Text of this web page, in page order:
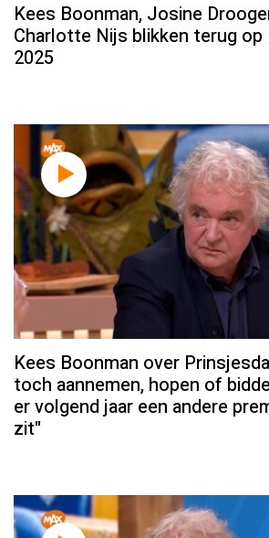
Kees Boonman, Josine
Charlotte Nijs blikken terug op
2025
Kees Boonman over
toch aannemen, hopen of
er volgend jaar een andere
zit"